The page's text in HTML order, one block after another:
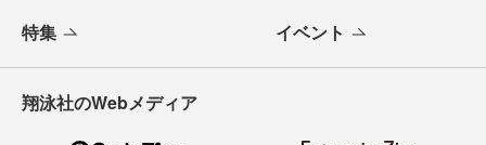
特集 イベント
翔泳社のWebメディア